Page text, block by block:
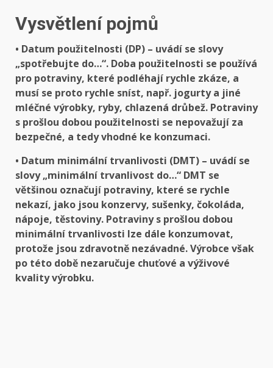
Vysvětlení pojmů
• Datum použitelnosti (DP) – uvádí se slovy
„spotřebujte do…“. Doba použitelnosti se používá
pro potraviny, které podléhají rychle zkáze, a
musí se proto rychle sníst, např. jogurty a jiné
mléčné výrobky, ryby, chlazená drůbež. Potraviny
s prošlou dobou použitelnosti se nepovažují za
bezpečné, a tedy vhodné ke konzumaci.
• Datum minimální trvanlivosti (DMT) – uvádí se
slovy „minimální trvanlivost do…“ DMT se
většinou označují potraviny, které se rychle
nekazí, jako jsou konzervy, sušenky, čokoláda,
nápoje, těstoviny. Potraviny s prošlou dobou
minimální trvanlivosti lze dále konzumovat,
protože jsou zdravotně nezávadné. Výrobce však
po této době nezaručuje chuťové a výživové
kvality výrobku.